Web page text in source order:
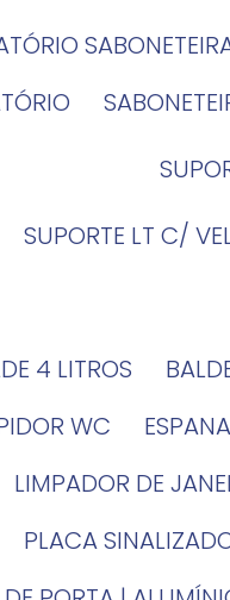
SUPORTE LT C/
4 LITROS
WC
LIMPADOR DE
PLACA